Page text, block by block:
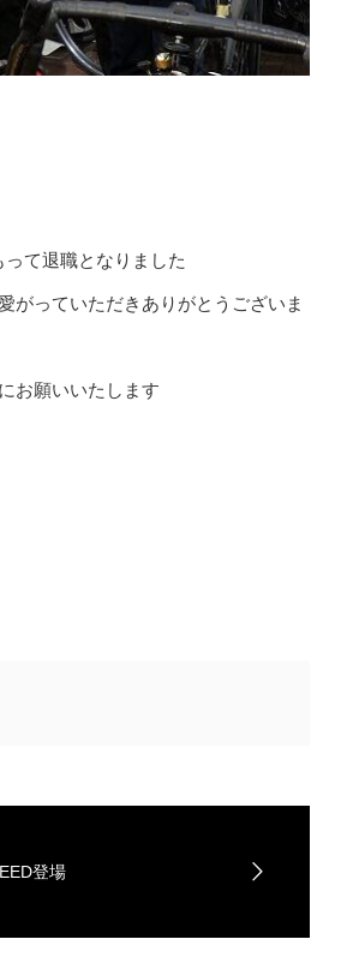
て退職となりました
っていただきありがとうございま
お願いいたします
登場